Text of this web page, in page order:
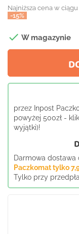
Najniższa cena w
-15%
 W magazynie
przez Inpost
powyżej 500zł -
wyjątki)!
Darmowa dostawa
Paczkomat tylko
Tylko przy